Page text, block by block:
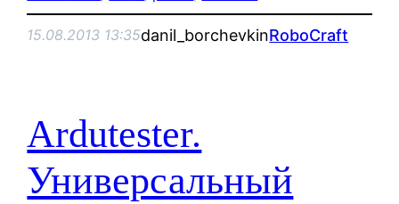
15.08.2013 13:35danil_borchevkinRoboCraft
Ardutester.
Универсальный